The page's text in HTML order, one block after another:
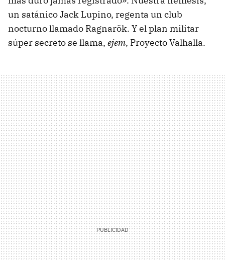
un satánico Jack Lupino, regenta un club
nocturno llamado Ragnarök. Y el plan militar
súper secreto se llama, ejem, Proyecto Valhalla.